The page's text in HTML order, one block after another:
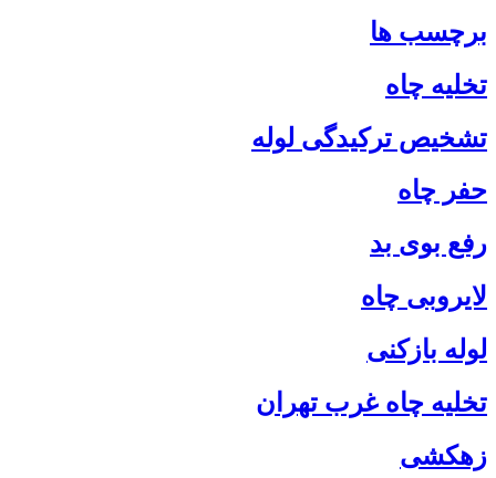
برچسب ها
تخلیه چاه
تشخیص ترکیدگی لوله
حفر چاه
رفع بوی بد
لایروبی چاه
لوله بازکنی
تخلیه چاه غرب تهران
زهکشی